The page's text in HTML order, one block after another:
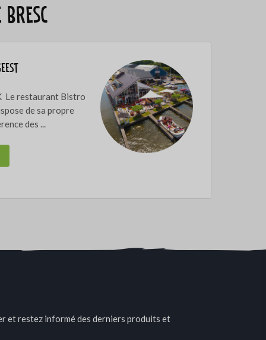
Le restaurant Bistro
de sa propre
des ...
et restez informé des derniers produits et